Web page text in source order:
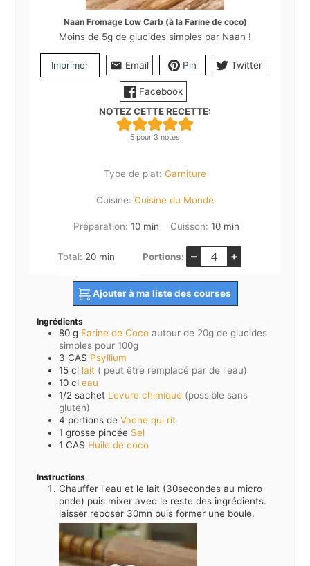
Naan Fromage Low Carb (à la Farine de coco)
Moins de 5g de glucides simples par Naan !
Imprimer Email Pin Twitter
Facebook
NOTEZ CETTE RECETTE:
5 pour 3 notes
Type de plat: Garniture
Cuisine: Cuisine du Monde
Préparation: 10minutes
min Cuisson: 10minutes
min
Total: 20minutes
min Portions: – +
Ajouter à ma liste des courses
Ingrédients
80 g Farine de Coco autour de 20g de glucides
simples pour 100g
3 CAS Psyllium
15 cl lait ( peut être remplacé par de l'eau)
10 cl eau
1/2 sachet Levure chimique (possible sans
gluten)
4 portions de Vache qui rit
1 grosse pincée Sel
1 CAS Huile de coco
Instructions
Chauffer l'eau et le lait (30secondes au micro
onde) puis mixer avec le reste des ingrédients.
laisser reposer 30mn puis former une boule.